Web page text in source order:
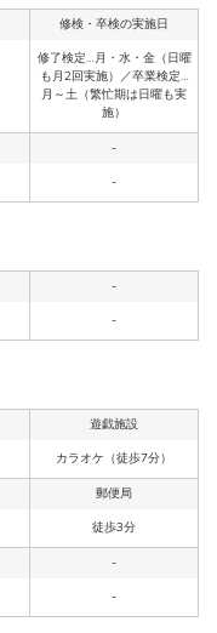
修検・卒検の実施日
修了検定…月・水・金（日曜
も月2回実施）／卒業検定…
月～土（繁忙期は日曜も実
施）
-
-
-
-
遊戯施設
カラオケ（徒歩7分）
郵便局
徒歩3分
-
-